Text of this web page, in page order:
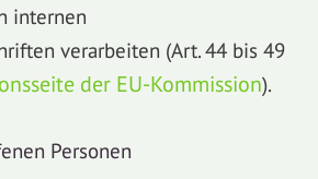
internen
verarbeiten (Art. 44 bis 49
der EU-Kommission).
Personen